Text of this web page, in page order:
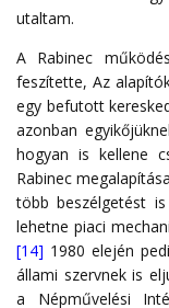
utaltam.
A Rabinec
feszítette, Az
egy befutott
azonban
hogyan is kellene
Rabinec
több beszélgetést
lehetne piaci
[14] 1980 elején
állami szervnek is
a Népművelési